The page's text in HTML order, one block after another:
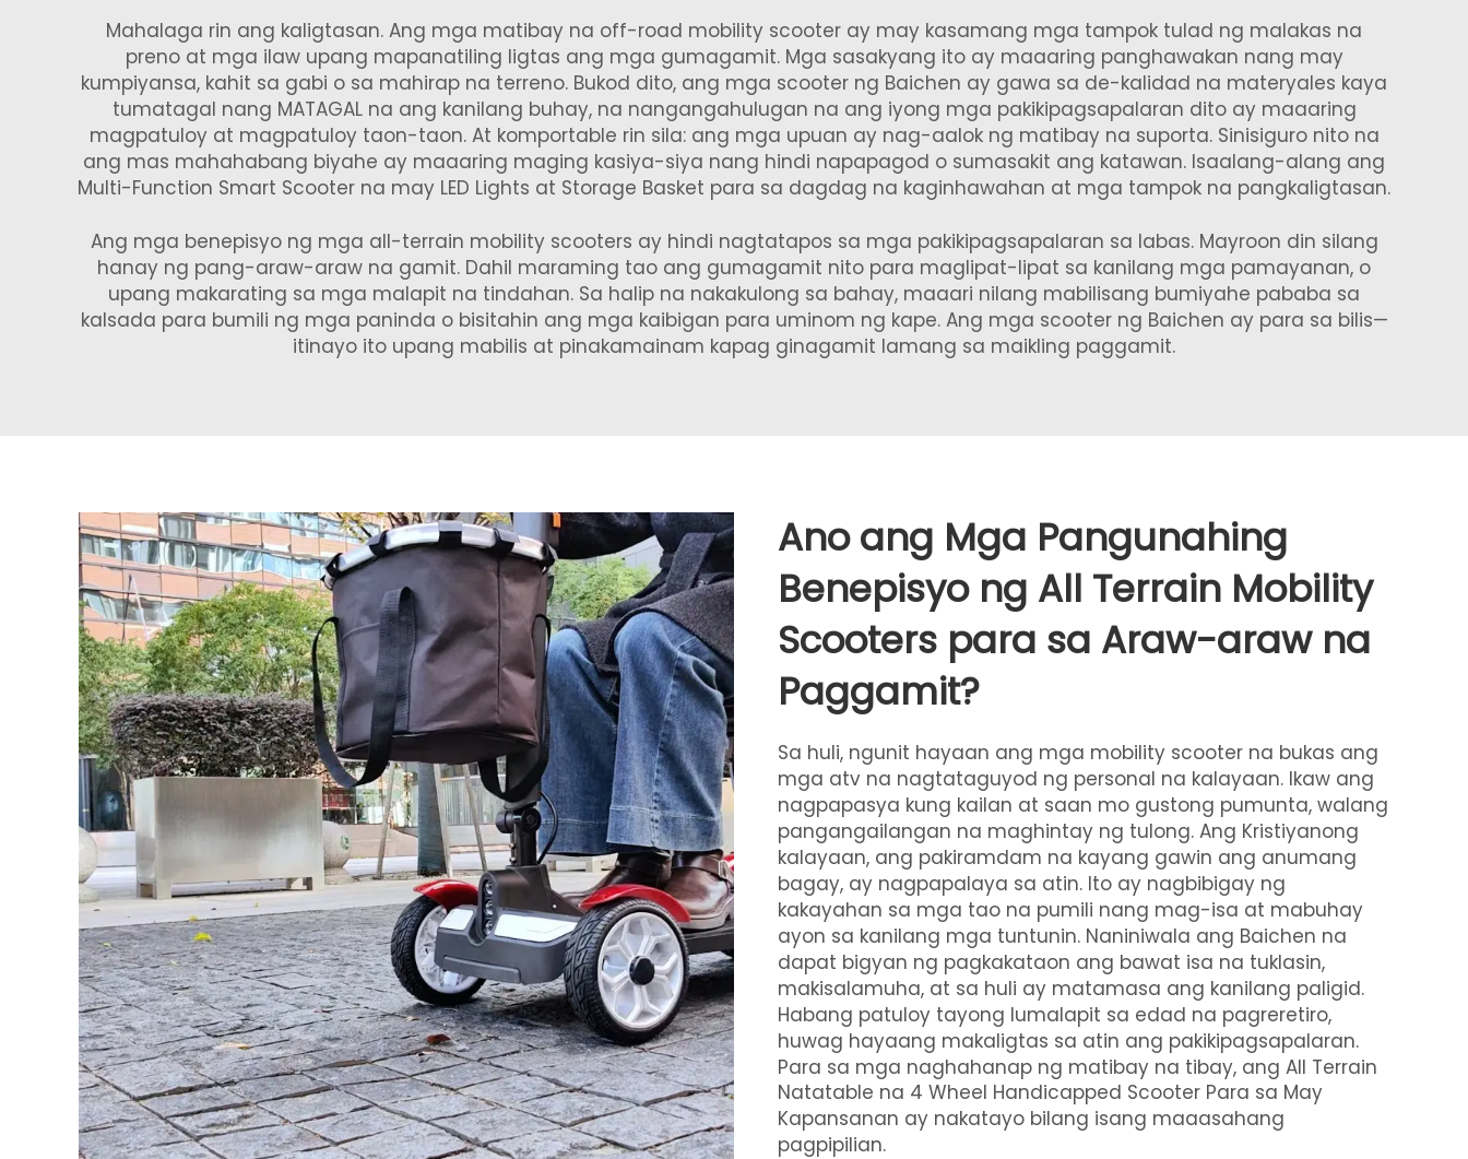
Mahalaga rin ang kaligtasan. Ang mga matibay na off-road mobility scooter ay may kasamang mga tampok tulad ng malakas na
preno at mga ilaw upang mapanatiling ligtas ang mga gumagamit. Mga sasakyang ito ay maaaring panghawakan nang may
kumpiyansa, kahit sa gabi o sa mahirap na terreno. Bukod dito, ang mga scooter ng Baichen ay gawa sa de-kalidad na materyales kaya
tumatagal nang MATAGAL na ang kanilang buhay, na nangangahulugan na ang iyong mga pakikipagsapalaran dito ay maaaring
magpatuloy at magpatuloy taon-taon. At komportable rin sila: ang mga upuan ay nag-aalok ng matibay na suporta. Sinisiguro nito na
ang mas mahahabang biyahe ay maaaring maging kasiya-siya nang hindi napapagod o sumasakit ang katawan. Isaalang-alang ang
Multi-Function Smart Scooter na may LED Lights at Storage Basket para sa dagdag na kaginhawahan at mga tampok na pangkaligtasan.
Ang mga benepisyo ng mga all-terrain mobility scooters ay hindi nagtatapos sa mga pakikipagsapalaran sa labas. Mayroon din silang
hanay ng pang-araw-araw na gamit. Dahil maraming tao ang gumagamit nito para maglipat-lipat sa kanilang mga pamayanan, o
upang makarating sa mga malapit na tindahan. Sa halip na nakakulong sa bahay, maaari nilang mabilisang bumiyahe pababa sa
kalsada para bumili ng mga paninda o bisitahin ang mga kaibigan para uminom ng kape. Ang mga scooter ng Baichen ay para sa bilis—
itinayo ito upang mabilis at pinakamainam kapag ginagamit lamang sa maikling paggamit.
Ano ang Mga Pangunahing
Benepisyo ng All Terrain Mobility
Scooters para sa Araw-araw na
Paggamit?
Sa huli, ngunit hayaan ang mga mobility scooter na bukas ang
mga atv na nagtataguyod ng personal na kalayaan. Ikaw ang
nagpapasya kung kailan at saan mo gustong pumunta, walang
pangangailangan na maghintay ng tulong. Ang Kristiyanong
kalayaan, ang pakiramdam na kayang gawin ang anumang
bagay, ay nagpapalaya sa atin. Ito ay nagbibigay ng
kakayahan sa mga tao na pumili nang mag-isa at mabuhay
ayon sa kanilang mga tuntunin. Naniniwala ang Baichen na
dapat bigyan ng pagkakataon ang bawat isa na tuklasin,
makisalamuha, at sa huli ay matamasa ang kanilang paligid.
Habang patuloy tayong lumalapit sa edad na pagreretiro,
huwag hayaang makaligtas sa atin ang pakikipagsapalaran.
Para sa mga naghahanap ng matibay na tibay, ang All Terrain
Natatable na 4 Wheel Handicapped Scooter Para sa May
Kapansanan ay nakatayo bilang isang maaasahang
pagpipilian.